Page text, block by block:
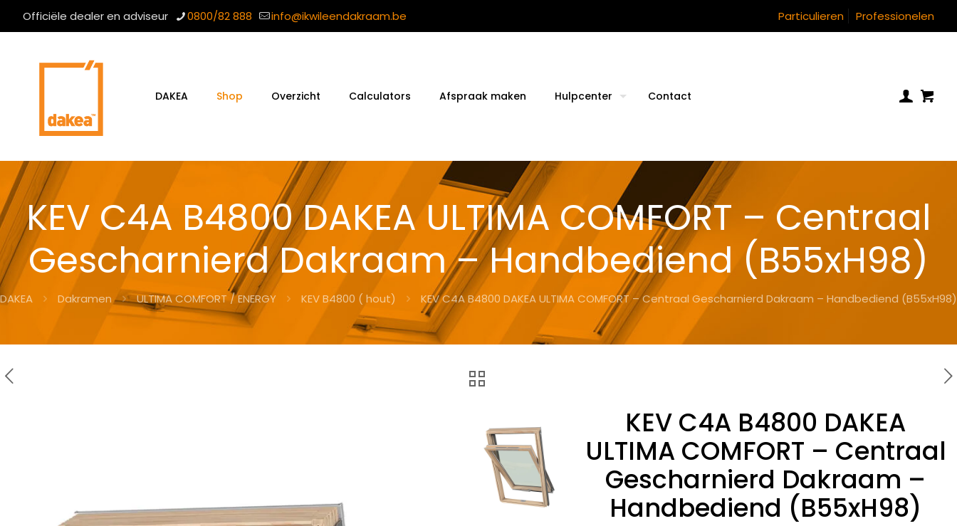
Officiële dealer en adviseur 0800/82 888 info@ikwileendakraam.be Particulieren Professionelen
DAKEA Shop Overzicht Calculators Afspraak maken Hulpcenter Contact
KEV C4A B4800 DAKEA ULTIMA COMFORT – Centraal
Gescharnierd Dakraam – Handbediend (B55xH98)
DAKEA Dakramen ULTIMA COMFORT / ENERGY KEV B4800 ( hout) KEV C4A B4800 DAKEA ULTIMA COMFORT – Centraal Gescharnierd Dakraam – Handbediend (B55xH98)
KEV C4A B4800 DAKEA
ULTIMA COMFORT – Centraal
Gescharnierd Dakraam –
Handbediend (B55xH98)